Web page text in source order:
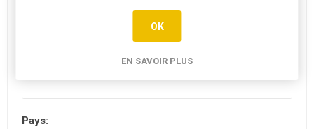
Pays:
OK
EN SAVOIR PLUS